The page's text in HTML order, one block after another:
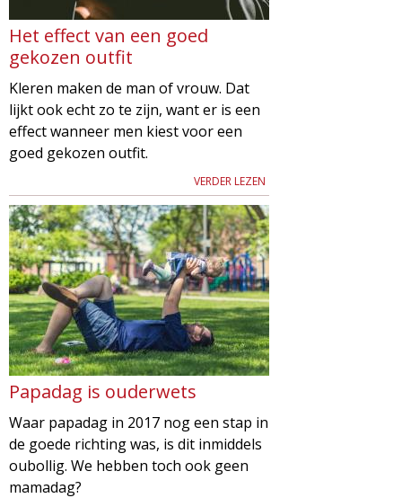
i
e
M
a
g
a
z
i
n
e
Het effect van een goed
gekozen outfit
Kleren maken de man of vrouw. Dat
lijkt ook echt zo te zijn, want er is een
effect wanneer men kiest voor een
goed gekozen outfit.
VERDER LEZEN
Papadag is ouderwets
Waar papadag in 2017 nog een stap in
de goede richting was, is dit inmiddels
oubollig. We hebben toch ook geen
mamadag?